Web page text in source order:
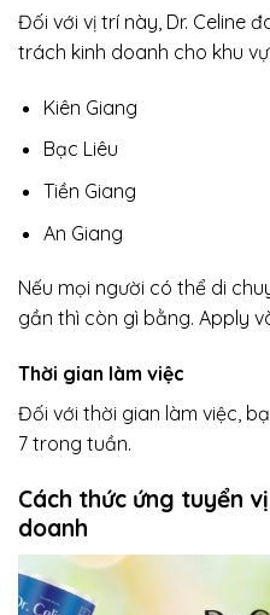
Đối với vị trí này, Dr. Celine
trách kinh doanh cho khu
Kiên Giang
Bạc Liêu
Tiền Giang
An Giang
Nếu mọi người có thể di
gần thì còn gì bằng. Apply
Thời gian làm việc
Đối với thời gian làm việc,
7 trong tuần.
Cách thức ứng tuyển
doanh